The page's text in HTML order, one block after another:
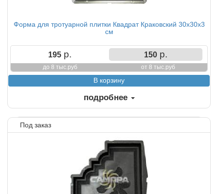
Форма для тротуарной плитки Квадрат Краковский 30х30х3
см
195 р.
до 8 тыс.руб
150р.
от 8 тыс.руб
подробнее
Под заказ